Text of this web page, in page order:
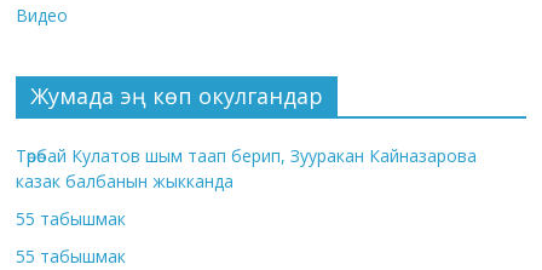
Видео
Жумада эң көп окулгандар
Төрөбай Кулатов шым таап берип, Зууракан Кайназарова
казак балбанын жыкканда
55 табышмак
55 табышмак